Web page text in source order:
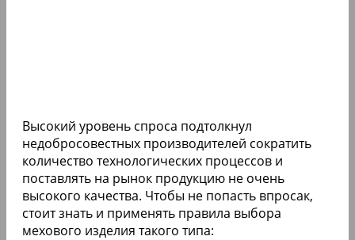
Высокий уровень спроса подтолкнул
недобросовестных производителей сократить
количество технологических процессов и
поставлять на рынок продукцию не очень
высокого качества. Чтобы не попасть впросак,
стоит знать и применять правила выбора
мехового изделия такого типа: